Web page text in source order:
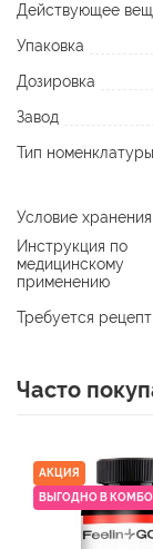
Действующее
Упаковка
Дозировка
Завод
Тип номенклатуры
Условие хранения
Инструкция по
медицинскому
применению
Требуется рецепт
Часто
АКЦИЯ
ВЫГОДНО В КОМБО